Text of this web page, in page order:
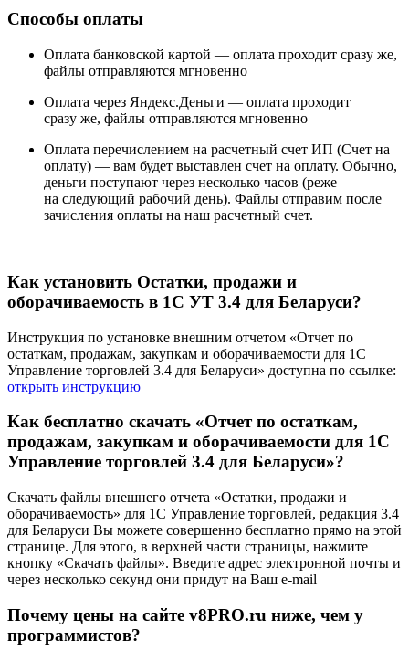
Способы оплаты
Оплата банковской картой — оплата проходит сразу же,
файлы отправляются мгновенно
Оплата через Яндекс.Деньги — оплата проходит
сразу же, файлы отправляются мгновенно
Оплата перечислением на расчетный счет ИП (Счет на
оплату) — вам будет выставлен счет на оплату. Обычно,
деньги поступают через несколько часов (реже
на следующий рабочий день). Файлы отправим после
зачисления оплаты на наш расчетный счет.
Как установить Остатки, продажи и
оборачиваемость в 1С УТ 3.4 для Беларуси?
Инструкция по установке внешним отчетом «Отчет по
остаткам, продажам, закупкам и оборачиваемости для 1С
Управление торговлей 3.4 для Беларуси» доступна по ссылке:
открыть инструкцию
Как бесплатно скачать «Отчет по остаткам,
продажам, закупкам и оборачиваемости для 1С
Управление торговлей 3.4 для Беларуси»?
Скачать файлы внешнего отчета «Остатки, продажи и
оборачиваемость» для 1С Управление торговлей, редакция 3.4
для Беларуси Вы можете совершенно бесплатно прямо на этой
странице. Для этого, в верхней части страницы, нажмите
кнопку «Скачать файлы». Введите адрес электронной почты и
через несколько секунд они придут на Ваш e-mail
Почему цены на сайте v8PRO.ru ниже, чем у
программистов?